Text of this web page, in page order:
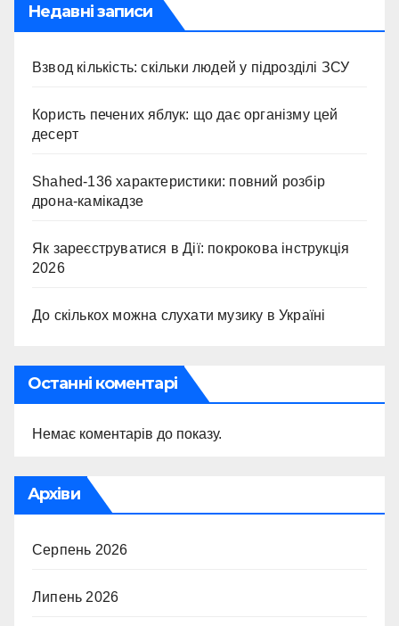
Недавні записи
Взвод кількість: скільки людей у підрозділі ЗСУ
Користь печених яблук: що дає організму цей
десерт
Shahed-136 характеристики: повний розбір
дрона-камікадзе
Як зареєструватися в Дії: покрокова інструкція
2026
До скількох можна слухати музику в Україні
Останні коментарі
Немає коментарів до показу.
Архіви
Серпень 2026
Липень 2026